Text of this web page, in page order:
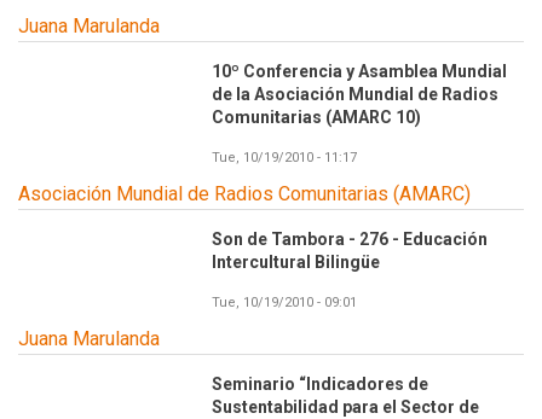
Juana Marulanda
10º Conferencia y Asamblea Mundial
de la Asociación Mundial de Radios
Comunitarias (AMARC 10)
Tue, 10/19/2010 - 11:17
Asociación Mundial de Radios Comunitarias (AMARC)
Son de Tambora - 276 - Educación
Intercultural Bilingüe
Tue, 10/19/2010 - 09:01
Juana Marulanda
Seminario “Indicadores de
Sustentabilidad para el Sector de